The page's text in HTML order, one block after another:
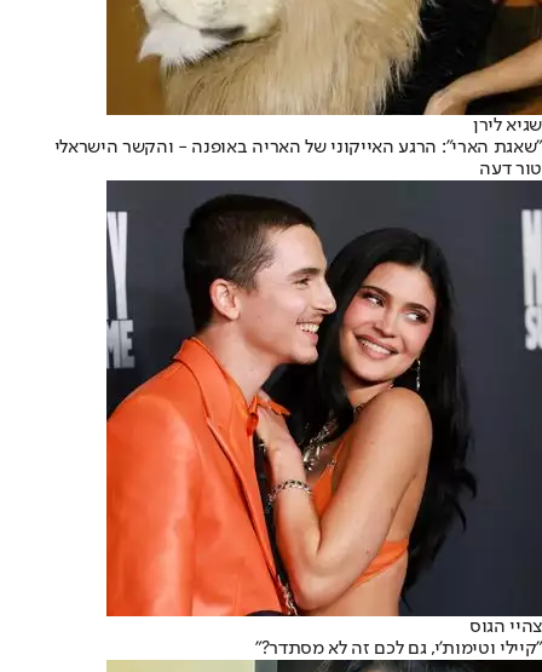
שגיא לירן
"שאגת הארי": הרגע האייקוני של האריה באופנה - והקשר הישראלי
טור דעה
צהיי הגוס
"קיילי וטימות’י, גם לכם זה לא מסתדר?"